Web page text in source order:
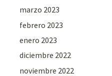
marzo 2023
febrero 2023
enero 2023
diciembre 2022
noviembre 2022